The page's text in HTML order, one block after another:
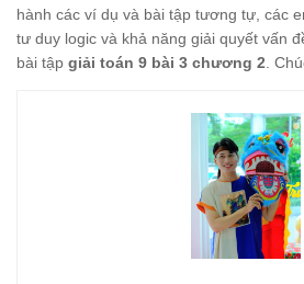
hành các ví dụ và bài tập tương tự, các
tư duy logic và khả năng giải quyết vấn
bài tập giải toán 9 bài 3 chương 2 .